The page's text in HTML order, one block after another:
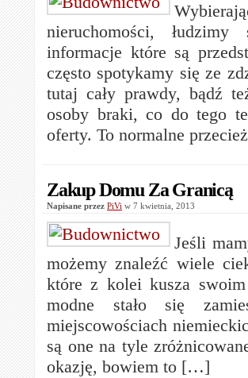
nieruchomości,
informacje które są
często spotykamy się ze
tutaj cały prawdy, bądź
osoby braki, co do tego
oferty. To normalne
Zakup Domu Za Granicą
Napisane przez PiVi w 7 kwietnia, 2013
Jeśli
możemy znaleźć wiele
które z kolei kusza
modne stało się
miejscowościach
są one na tyle
okazję, bowiem to […]